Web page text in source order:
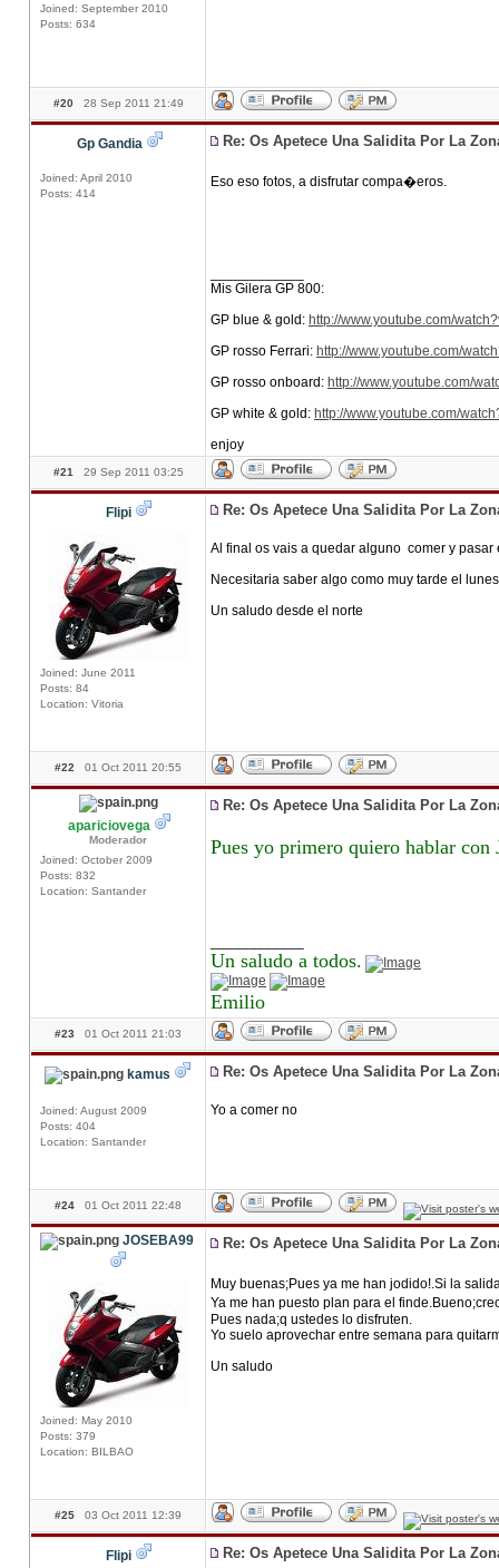
Joined: September 2010
Posts: 634
#20 28 Sep 2011 21:49
Gp Gandia
Joined: April 2010
Posts: 414
Re: Os Apetece Una Salidita Por La
Eso eso fotos, a disfrutar compa�eros.
Mis Gilera GP 800:
GP blue & gold: http://www.youtube.com/
GP rosso Ferrari: http://www.youtube.com/
GP rosso onboard: http://www.youtube.com/
GP white & gold: http://www.youtube.com/
enjoy
#21 29 Sep 2011 03:25
Flipi
Joined: June 2011
Posts: 84
Location: Vitoria
Re: Os Apetece Una Salidita Por La
Al final os vais a quedar alguno comer y
Necesitaria saber algo como muy tarde el
Un saludo desde el norte
#22 01 Oct 2011 20:55
apariciovega
Moderador
Joined: October 2009
Posts: 832
Location: Santander
Re: Os Apetece Una Salidita Por La
Pues yo primero quiero hablar con
Un saludo a todos.
Emilio
#23 01 Oct 2011 21:03
kamus
Joined: August 2009
Posts: 404
Location: Santander
Re: Os Apetece Una Salidita Por La
Yo a comer no
#24 01 Oct 2011 22:48
JOSEBA99
Joined: May 2010
Posts: 379
Location: BILBAO
Re: Os Apetece Una Salidita Por La
Muy buenas;Pues ya me han jodido!.Si la
Ya me han puesto plan para el
Pues nada;q ustedes lo disfruten.
Yo suelo aprovechar entre semana para
Un saludo
#25 03 Oct 2011 12:39
Flipi Re: Os Apetece Una Salidita Por La